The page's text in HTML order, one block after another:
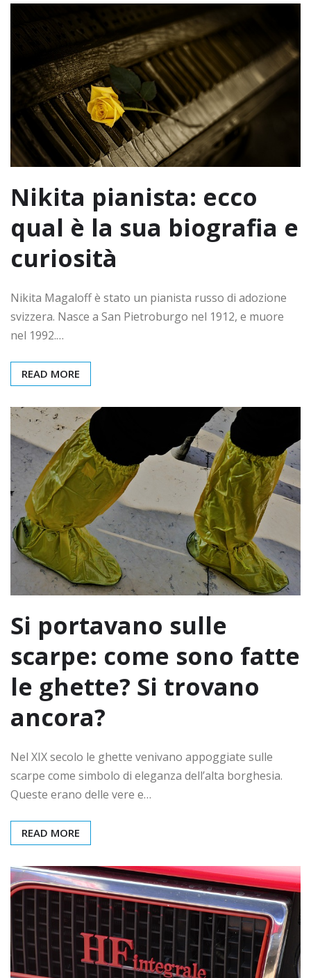
Nikita pianista: ecco
qual è la sua biografia e
curiosità
Nikita Magaloff è stato un pianista russo di adozione
svizzera. Nasce a San Pietroburgo nel 1912, e muore
nel 1992.…
READ MORE
Si portavano sulle
scarpe: come sono fatte
le ghette? Si trovano
ancora?
Nel XIX secolo le ghette venivano appoggiate sulle
scarpe come simbolo di eleganza dell’alta borghesia.
Queste erano delle vere e…
READ MORE